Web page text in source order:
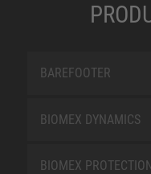
BAREFOOTER
BIOMEX DYNAMICS
BIOMEX PROTECTION